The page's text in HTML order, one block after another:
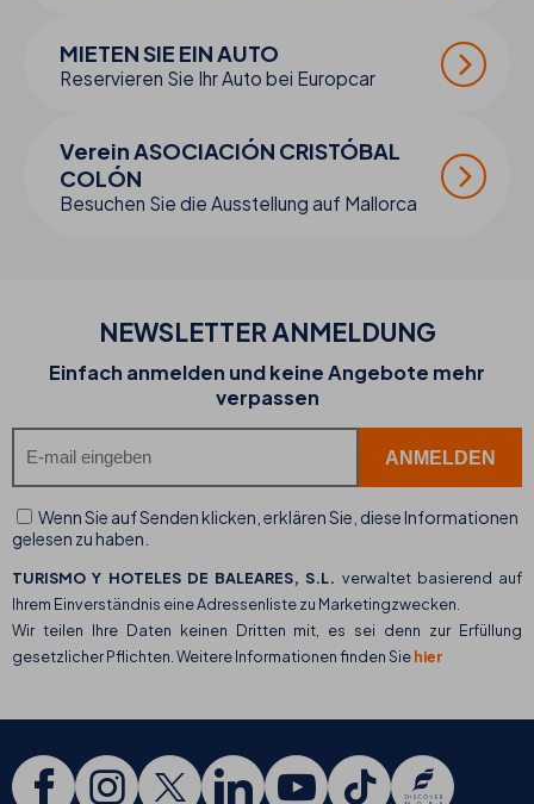
MIETEN SIE EIN AUTO
Reservieren Sie Ihr Auto bei Europcar
Verein ASOCIACIÓN CRISTÓBAL
COLÓN
Besuchen Sie die Ausstellung auf Mallorca
NEWSLETTER ANMELDUNG
Einfach anmelden und keine Angebote mehr
verpassen
Wenn Sie auf Senden klicken, erklären Sie, diese Informationen
gelesen zu haben.
TURISMO Y HOTELES DE BALEARES, S.L. verwaltet basierend auf
Ihrem Einverständnis eine Adressenliste zu Marketingzwecken.
Wir teilen Ihre Daten keinen Dritten mit, es sei denn zur Erfüllung
gesetzlicher Pflichten. Weitere Informationen finden Siehier